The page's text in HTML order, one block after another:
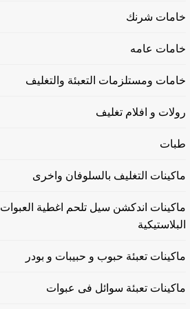
خامات شرنك
خامات عامه
خامات ومستلزمات التعبئة والتغليف
رولات و افلام تغليف
طبات
ماكينات التغليف بالسلوفان واخرى
ماكينات اندكشن سيل تلحم اغطية العبوات
البلاستيكية
ماكينات تعبئة حبوب و حبيبات و بودر
ماكينات تعبئة سوائل فى عبوات